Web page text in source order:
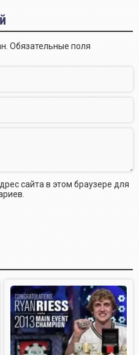
Обязательные поля
сайта в этом браузере для